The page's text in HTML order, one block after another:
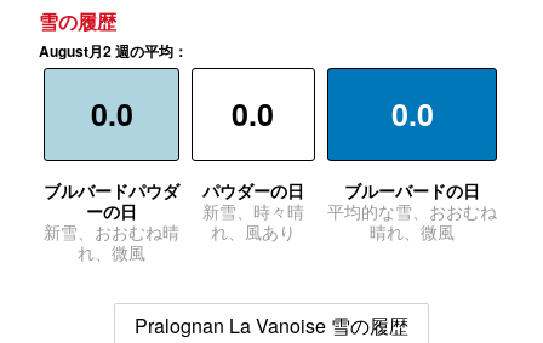
雪の履歴
August月2 週の平均：
0.0
ブルバードパウダ
ーの日
新雪、おおむね晴
れ、微風
0.0
パウダーの日
新雪、時々晴
れ、風あり
0.0
ブルーバードの日
平均的な雪、おおむね
晴れ、微風
Pralognan La Vanoise 雪の履歴